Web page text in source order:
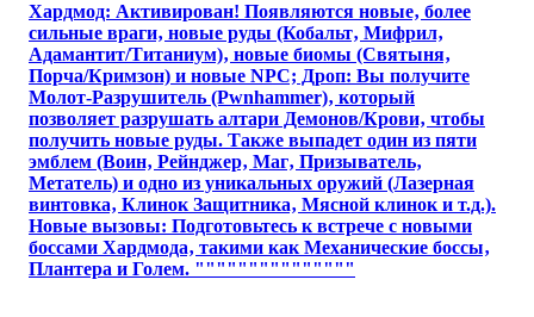
Хардмод: Активирован! Появляются новые‚ более
сильные враги‚ новые руды (Кобальт‚ Мифрил‚
Адамантит/Титаниум)‚ новые биомы (Святыня‚
Порча/Кримзон) и новые NPC; Дроп: Вы получите
Молот-Разрушитель (Pwnhammer)‚ который
позволяет разрушать алтари Демонов/Крови‚ чтобы
получить новые руды. Также выпадет один из пяти
эмблем (Воин‚ Рейнджер‚ Маг‚ Призыватель‚
Метатель) и одно из уникальных оружий (Лазерная
винтовка‚ Клинок Защитника‚ Мясной клинок и т.д.).
Новые вызовы: Подготовьтесь к встрече с новыми
боссами Хардмода‚ такими как Механические боссы‚
Плантера и Голем. """""""""""""""